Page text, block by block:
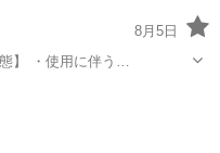
8月5日
態】 ・使用に伴う…